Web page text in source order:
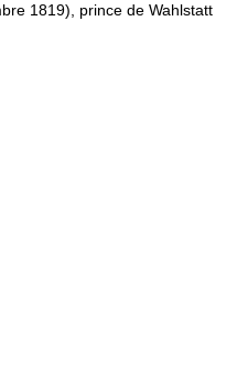
1819), prince de Wahlstatt